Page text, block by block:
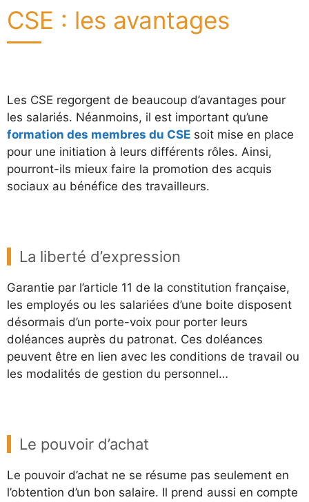
CSE : les avantages
Les CSE regorgent de beaucoup d’avantages pour
les salariés. Néanmoins, il est important qu’une
formation des membres du CSE soit mise en place
pour une initiation à leurs différents rôles. Ainsi,
pourront-ils mieux faire la promotion des acquis
sociaux au bénéfice des travailleurs.
La liberté d’expression
Garantie par l’article 11 de la constitution française,
les employés ou les salariées d’une boite disposent
désormais d’un porte-voix pour porter leurs
doléances auprès du patronat. Ces doléances
peuvent être en lien avec les conditions de travail ou
les modalités de gestion du personnel…
Le pouvoir d’achat
Le pouvoir d’achat ne se résume pas seulement en
l’obtention d’un bon salaire. Il prend aussi en compte